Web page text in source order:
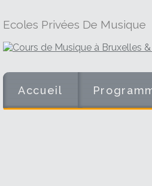
Ecoles Privées De Musique
Accueil